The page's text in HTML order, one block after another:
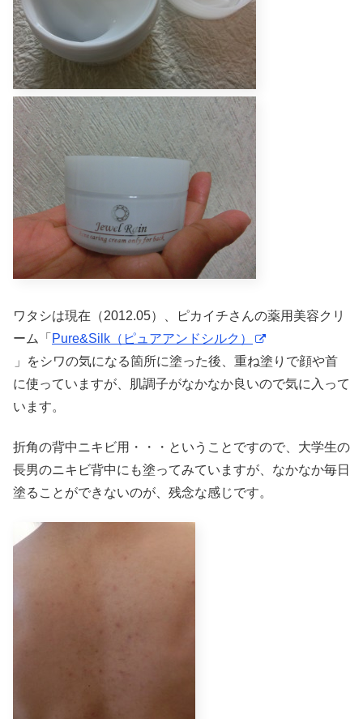
ワタシは現在（2012.05）、ピカイチさんの薬用美容クリ
ーム「 Pure&Silk（ピュアアンドシルク）
」をシワの気になる箇所に塗った後、重ね塗りで顔や首
に使っていますが、肌調子がなかなか良いので気に入って
います。
折角の背中ニキビ用・・・ということですので、大学生の
長男のニキビ背中にも塗ってみていますが、なかなか毎日
塗ることができないのが、残念な感じです。